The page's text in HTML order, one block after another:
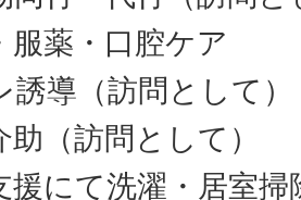
服薬・口腔ケア
導（訪問として）
（訪問として）
援にて洗濯・居室